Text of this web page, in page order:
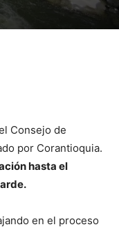
Consejo de
por Corantioquia.
hasta el
en el proceso